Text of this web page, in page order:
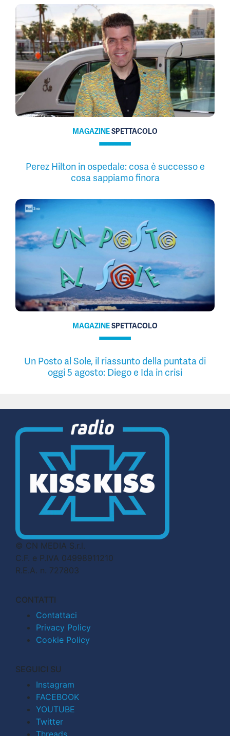
MAGAZINESPETTACOLO
Perez Hilton in ospedale: cosa è successo e
cosa sappiamo finora
MAGAZINESPETTACOLO
Un Posto al Sole, il riassunto della puntata di
oggi 5 agosto: Diego e Ida in crisi
© CN MEDIA S.r.l.
C.F. e P.IVA 04998911210
R.E.A. n. 727803
CONTATTI
Contattaci
Privacy Policy
Cookie Policy
SEGUICI SU
Instagram
FACEBOOK
YOUTUBE
Twitter
Threads